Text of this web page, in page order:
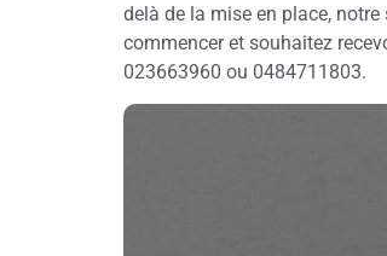
delà de la mise en place,
commencer et souhaitez
023663960 ou 0484711803.